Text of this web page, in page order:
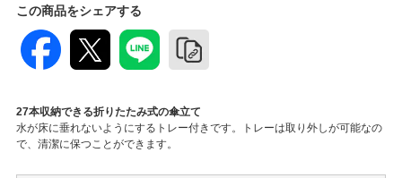
この商品をシェアする
27本収納できる折りたたみ式の傘立て
水が床に垂れないようにするトレー付きです。トレーは取り外しが可能なの
で、清潔に保つことができます。